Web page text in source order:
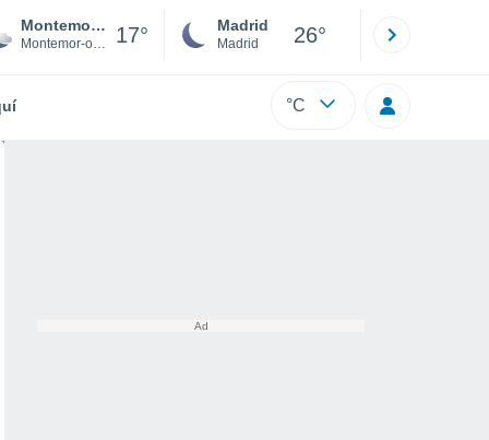
Montemor-o-Velho
Montemor-o-Velho e Gatões 17° Madrid
Madrid 26°
°C